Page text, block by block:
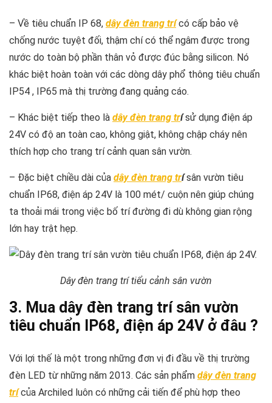
– Về tiêu chuẩn IP 68, dây đèn trang trícó cấp bảo vệ
chống nước tuyệt đối, thậm chí có thể ngâm được trong
nước do toàn bộ phần thân vỏ được đúc bằng silicon. Nó
khác biệt hoàn toàn với các dòng dây phổ thông tiêu chuẩn
IP54 , IP65 mà thị trường đang quảng cáo.
– Khác biệt tiếp theo là dây đèn trang trísử dụng điện áp
24V có độ an toàn cao, không giật, không chập cháy nên
thích hợp cho trang trí cảnh quan sân vườn.
– Đặc biệt chiều dài của dây đèn trang trísân vườn tiêu
chuẩn IP68, điện áp 24V là 100 mét/ cuộn nên giúp chúng
ta thoải mái trong việc bố trí đường đi dù không gian rộng
lớn hay trật hẹp.
Dây đèn trang trí tiểu cảnh sân vườn
3. Mua dây đèn trang trí sân vườn
tiêu chuẩn IP68, điện áp 24V ở đâu ?
Với lợi thế là một trong những đơn vị đi đầu về thị trường
đèn LED từ những năm 2013. Các sản phẩm dây đèn trang
trícủa Archiled luôn có những cải tiến để phù hợp theo